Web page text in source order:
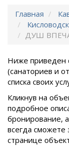
Главная
Кисловодск
ДУШ
Ниже приведен
(санаториев и
списка своих
Кликнув на
подробное
бронирование,
всегда сможете
странице